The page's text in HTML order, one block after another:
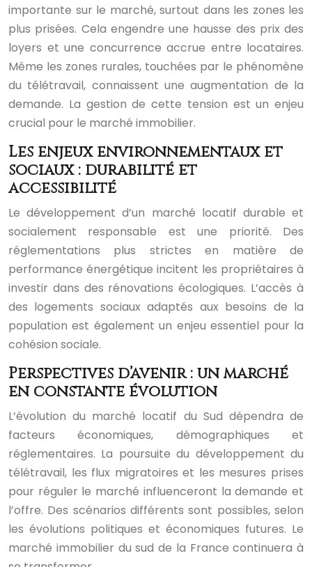
importante sur le marché, surtout dans les zones les
plus prisées. Cela engendre une hausse des prix des
loyers et une concurrence accrue entre locataires.
Même les zones rurales, touchées par le phénomène
du télétravail, connaissent une augmentation de la
demande. La gestion de cette tension est un enjeu
crucial pour le marché immobilier.
Les enjeux environnementaux et
sociaux : durabilité et
accessibilité
Le développement d’un marché locatif durable et
socialement responsable est une priorité. Des
réglementations plus strictes en matière de
performance énergétique incitent les propriétaires à
investir dans des rénovations écologiques. L’accès à
des logements sociaux adaptés aux besoins de la
population est également un enjeu essentiel pour la
cohésion sociale.
Perspectives d’avenir : un marché
en constante évolution
L’évolution du marché locatif du Sud dépendra de
facteurs économiques, démographiques et
réglementaires. La poursuite du développement du
télétravail, les flux migratoires et les mesures prises
pour réguler le marché influenceront la demande et
l’offre. Des scénarios différents sont possibles, selon
les évolutions politiques et économiques futures. Le
marché immobilier du sud de la France continuera à